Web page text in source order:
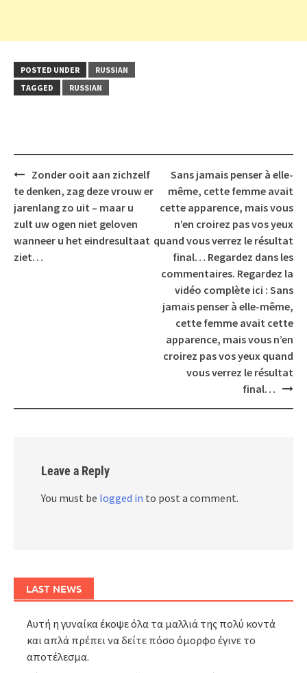
POSTED UNDER
RUSSIAN
TAGGED
RUSSIAN
Post
navigation
Zonder ooit aan zichzelf
te denken, zag deze vrouw er
jarenlang zo uit – maar u
zult uw ogen niet geloven
wanneer u het eindresultaat
ziet…
Sans jamais penser à elle-
même, cette femme avait
cette apparence, mais vous
n’en croirez pas vos yeux
quand vous verrez le résultat
final… Regardez dans les
commentaires. Regardez la
vidéo complète ici : Sans
jamais penser à elle-même,
cette femme avait cette
apparence, mais vous n’en
croirez pas vos yeux quand
vous verrez le résultat
final…
Leave a Reply
You must be logged in to post a comment.
LAST NEWS
Αυτή η γυναίκα έκοψε όλα τα μαλλιά της πολύ κοντά
και απλά πρέπει να δείτε πόσο όμορφο έγινε το
αποτέλεσμα.